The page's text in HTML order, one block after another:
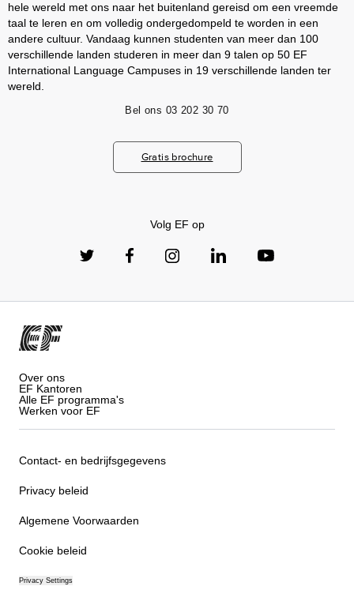
hele wereld met ons naar het buitenland gereisd om een vreemde
taal te leren en om volledig ondergedompeld te worden in een
andere cultuur. Vandaag kunnen studenten van meer dan 100
verschillende landen studeren in meer dan 9 talen op 50 EF
International Language Campuses in 19 verschillende landen ter
wereld.
Bel ons 03 202 30 70
Gratis brochure
Volg EF op
Over ons
EF Kantoren
Alle EF programma's
Werken voor EF
Contact- en bedrijfsgegevens
Privacy beleid
Algemene Voorwaarden
Cookie beleid
Privacy Settings